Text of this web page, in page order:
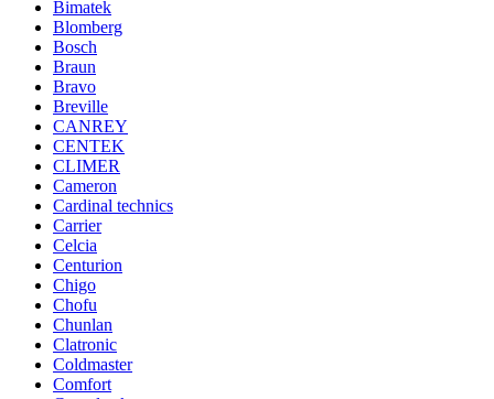
Bimatek
Blomberg
Bosch
Braun
Bravo
Breville
CANREY
CENTEK
CLIMER
Cameron
Cardinal technics
Carrier
Celcia
Centurion
Chigo
Chofu
Chunlan
Clatronic
Coldmaster
Comfort